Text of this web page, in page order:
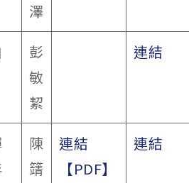
澤
彭
敏
絜
連結
陳
𥴰
連結
【PDF】
連結